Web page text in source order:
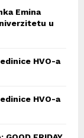
Emina
u
HVO-a
HVO-a